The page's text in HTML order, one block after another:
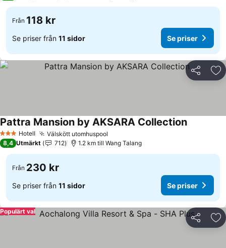
Från 118 kr
Se priser från 11 sidor Se priser
Dela
3 StjärnorHotell Välskött utomhuspool
Pattra Mansion by AKSARA Collection
8,4 Utmärkt 712 1.2 km till Wang Talang
Från 230 kr
Se priser från 11 sidor Se priser
Dela
Populärt val